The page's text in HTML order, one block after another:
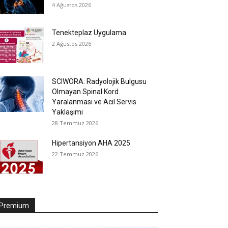
4 Ağustos 2026
Tenekteplaz Uygulama
2 Ağustos 2026
SCIWORA: Radyolojik Bulgusu
Olmayan Spinal Kord
Yaralanması ve Acil Servis
Yaklaşımı
28 Temmuz 2026
Hipertansiyon AHA 2025
22 Temmuz 2026